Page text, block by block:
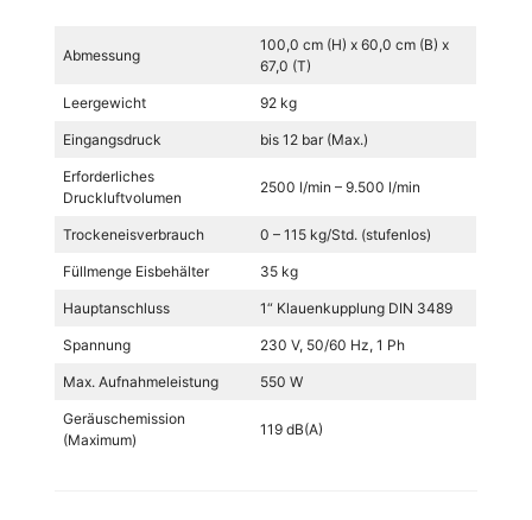
Abmessung
100,0 cm (H) x 60,0 cm (B) x
67,0 (T)
Leergewicht 92 kg
Eingangsdruck bis 12 bar (Max.)
Erforderliches
Druckluftvolumen
2500 l/min – 9.500 l/min
Trockeneisverbrauch 0 – 115 kg/Std. (stufenlos)
Füllmenge Eisbehälter 35 kg
Hauptanschluss 1“ Klauenkupplung DIN 3489
Spannung 230 V, 50/60 Hz, 1 Ph
Max. Aufnahmeleistung 550 W
Geräuschemission
(Maximum)
119 dB(A)